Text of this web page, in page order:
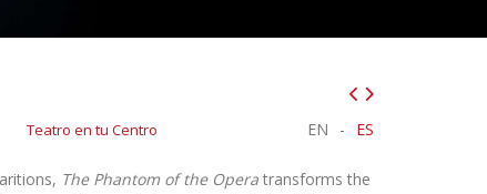
Teatro en tu Centro ES
-
EN
The Phantom of the Opera transforms the